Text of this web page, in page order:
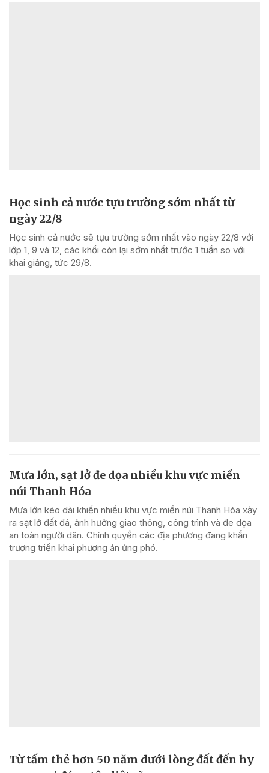
Học sinh cả nước tựu trường sớm nhất từ
ngày 22/8
Học sinh cả nước sẽ tựu trường sớm nhất vào ngày 22/8 với
lớp 1, 9 và 12, các khối còn lại sớm nhất trước 1 tuần so với
khai giảng, tức 29/8.
Mưa lớn, sạt lở đe dọa nhiều khu vực miền
núi Thanh Hóa
Mưa lớn kéo dài khiến nhiều khu vực miền núi Thanh Hóa xảy
ra sạt lở đất đá, ảnh hưởng giao thông, công trình và đe dọa
an toàn người dân. Chính quyền các địa phương đang khẩn
trương triển khai phương án ứng phó.
Từ tấm thẻ hơn 50 năm dưới lòng đất đến hy